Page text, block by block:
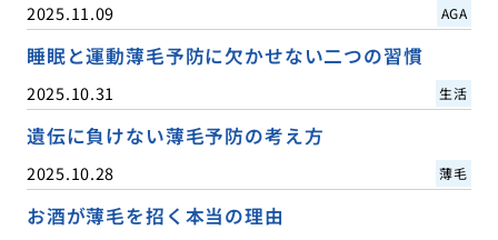
2025.11.09 AGA
睡眠と運動薄毛予防に欠かせない二つの習慣
2025.10.31 生活
遺伝に負けない薄毛予防の考え方
2025.10.28 薄毛
お酒が薄毛を招く本当の理由